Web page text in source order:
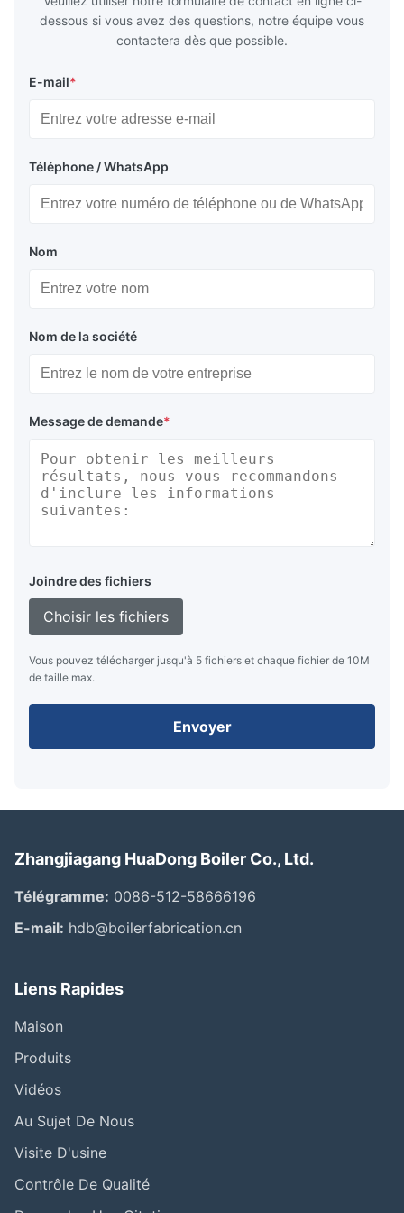
dessous si vous avez des questions, notre équipe vous
contactera dès que possible.
E-mail*
Téléphone / WhatsApp
Nom
Nom de la société
Message de demande*
Joindre des fichiers
Choisir les fichiers
Vous pouvez télécharger jusqu'à 5 fichiers et chaque fichier de 10M
de taille max.
Envoyer
Zhangjiagang HuaDong Boiler Co., Ltd.
Télégramme: 0086-512-58666196
E-mail: hdb@boilerfabrication.cn
Liens Rapides
Maison
Produits
Vidéos
Au Sujet De Nous
Visite D'usine
Contrôle De Qualité